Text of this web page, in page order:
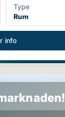
Type
Rum
info